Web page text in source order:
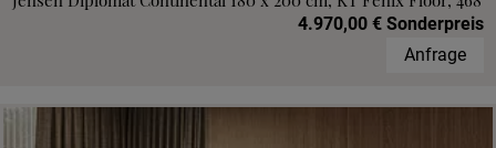
4.970,00 € Sonderpreis
Anfrage